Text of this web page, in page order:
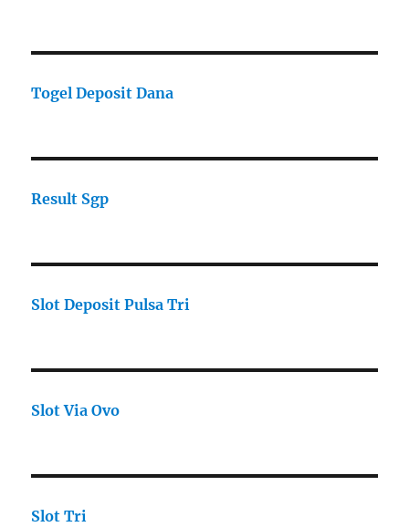
Togel Deposit Dana
Result Sgp
Slot Deposit Pulsa Tri
Slot Via Ovo
Slot Tri